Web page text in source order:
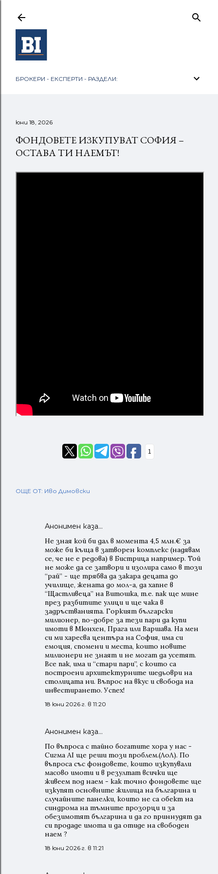
БРОКЕРИ - ЕКСПЕРТИ - РАЗДЕЛИ:
юни 18, 2026
ФОНДОВЕТЕ ИЗКУПУВАТ СОФИЯ –
ОСТАВА ТИ НАЕМЪТ!
1
ОЩЕ ОТ: Иво Димовски
Анонимен каза…
Не зная кой би дал в момента 4,5 млн.€ за
може би къща в затворен комплекс (надявам
се, че не е редова) в Бистрица например. Той
не може да се затвори и изолира само в този
“рай” - ще трябва да закара децата до
училище, жената до мол-а, да хапне в
“Щастливеца” на Витошка, т.е. пак ще мине
през разбитите улици и ще чака в
задръстванията. Горкият български
милионер, по-добре за тези пари да купи
имоти в Мюнхен, Прага или Варшава. На мен
си ми харесва центъра на София, има си
емоция, спомени и места, които новите
милионери не знаят и не могат да усетят.
Все пак, има и “стари пари”, с които са
построени архитектурните шедьоври на
столицата ни. Въпрос на вкус и свобода на
инвестирането. Успех!
18 юни 2026 г. в 11:20
Анонимен каза…
По въпроса с тайно богатите хора у нас -
Сигма AI ще реши този проблем.(ЛоЛ). По
въпроса със фондовете, които изкупували
масово имоти и в резултат всички ще
живеем под наем - как точно фондовете ще
изкупят основните жилища на българина и
случайните панелки, които не са обект на
синдрома на тъмните прозорци и за
обезимотят българина и да го приннудят да
си продаде имота и да отиде на свободен
наем ?
18 юни 2026 г. в 11:21